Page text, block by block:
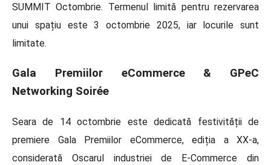
SUMMIT Octombrie. Termenul limită pentru rezervarea
unui spațiu este 3 octombrie 2025, iar locurile sunt
limitate.
Gala Premiilor eCommerce & GPeC
Networking Soirée
Seara de 14 octombrie este dedicată festivității de
premiere Gala Premiilor eCommerce, ediția a XX-a,
considerată Oscarul industriei de E-Commerce din